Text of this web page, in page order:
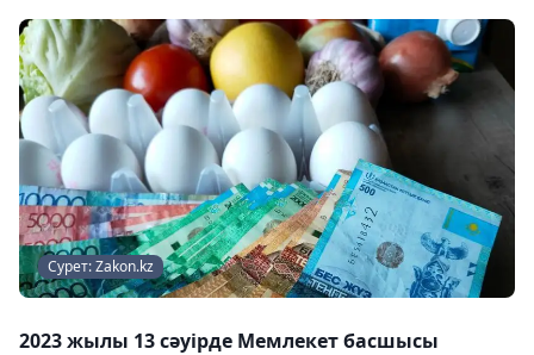
Сурет: Zakon.kz
2023 жылы 13 сәуірде Мемлекет басшысы